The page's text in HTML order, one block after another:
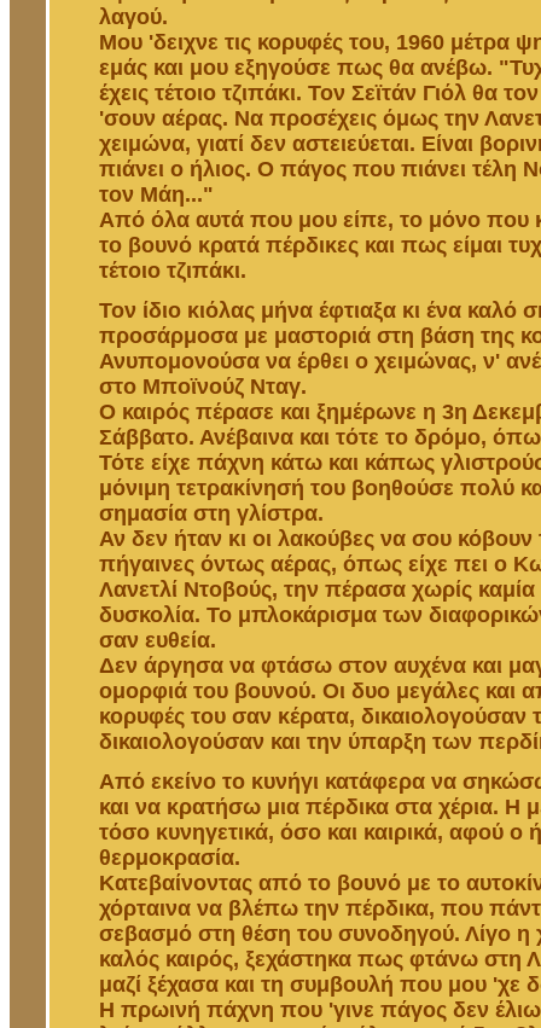
λαγού.
Μου 'δειχνε τις κορυφές του, 1960 μέτρα
εμάς και μου εξηγούσε πως θα ανέβω.
έχεις τέτοιο τζιπάκι. Τον Σεϊτάν Γιόλ θα
'σουν αέρας. Να προσέχεις όμως την
χειμώνα, γιατί δεν αστειεύεται. Είναι
πιάνει ο ήλιος. Ο πάγος που πιάνει τέλη
τον Μάη..."
Από όλα αυτά που μου είπε, το μόνο που
το βουνό κρατά πέρδικες και πως είμαι
τέτοιο τζιπάκι.
Τον ίδιο κιόλας μήνα έφτιαξα κι ένα καλό
προσάρμοσα με μαστοριά στη βάση της
Ανυπομονούσα να έρθει ο χειμώνας, ν'
στο Μποϊνούζ Νταγ.
Ο καιρός πέρασε και ξημέρωνε η 3η
Σάββατο. Ανέβαινα και τότε το δρόμο,
Τότε είχε πάχνη κάτω και κάπως
μόνιμη τετρακίνησή του βοηθούσε πολύ
σημασία στη γλίστρα.
Αν δεν ήταν κι οι λακούβες να σου
πήγαινες όντως αέρας, όπως είχε πει ο
Λανετλί Ντοβούς, την πέρασα χωρίς καμία
δυσκολία. Το μπλοκάρισμα των
σαν ευθεία.
Δεν άργησα να φτάσω στον αυχένα και
ομορφιά του βουνού. Οι δυο μεγάλες και
κορυφές του σαν κέρατα, δικαιολογούσαν
δικαιολογούσαν και την ύπαρξη των
Από εκείνο το κυνήγι κατάφερα να
και να κρατήσω μια πέρδικα στα χέρια. Η
τόσο κυνηγετικά, όσο και καιρικά, αφού ο
θερμοκρασία.
Κατεβαίνοντας από το βουνό με το
χόρταινα να βλέπω την πέρδικα, που
σεβασμό στη θέση του συνοδηγού. Λίγο η
καλός καιρός, ξεχάστηκα πως φτάνω στη
μαζί ξέχασα και τη συμβουλή που μου 'χε
Η πρωινή πάχνη που 'γινε πάγος δεν